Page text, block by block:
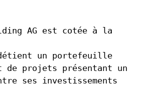
AG est cotée à la
détient un portefeuille
projets présentant un
ses investissements